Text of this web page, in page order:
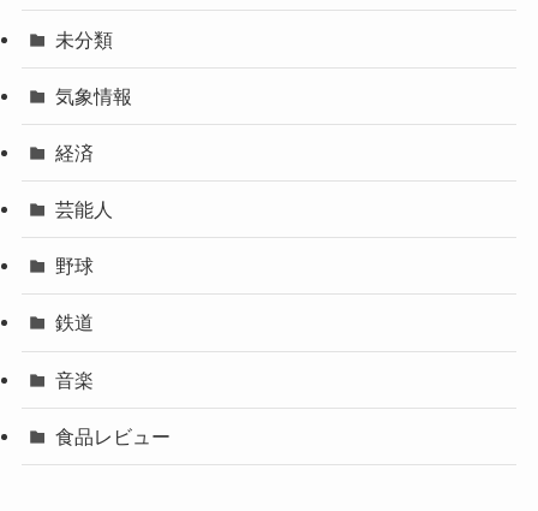
未分類
気象情報
経済
芸能人
野球
鉄道
音楽
食品レビュー